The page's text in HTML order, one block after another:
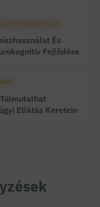
És
Fejlődése
Ellátás Keretein